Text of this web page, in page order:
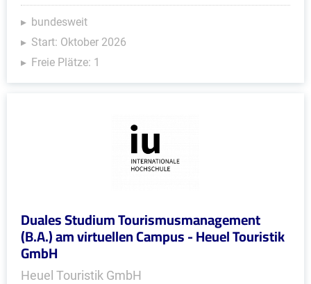
bundesweit
Start: Oktober 2026
Freie Plätze: 1
Duales Studium Tourismusmanagement
(B.A.) am virtuellen Campus - Heuel Touristik
GmbH
Heuel Touristik GmbH